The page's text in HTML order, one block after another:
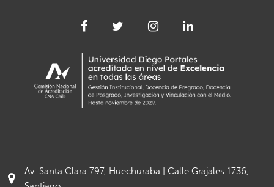
Av. Santa Clara 797, Huechuraba | Calle Grajales 1736,